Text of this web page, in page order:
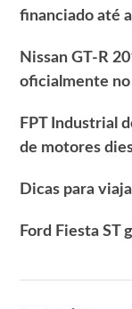
financiado até
Nissan GT-R
oficialmente no
FPT Industrial
de motores
Dicas para
Ford Fiesta ST